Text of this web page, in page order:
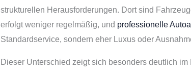
strukturellen Herausforderungen. Dort sind
erfolgt weniger regelmäßig, und professionelle
Standardservice, sondern eher Luxus oder
Dieser Unterschied zeigt sich besonders deutlich